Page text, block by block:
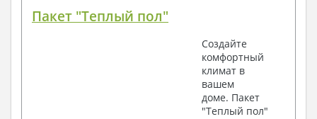
Пакет "Теплый пол"
Создайте
комфортный
климат в
вашем
доме. Пакет
"Теплый пол"